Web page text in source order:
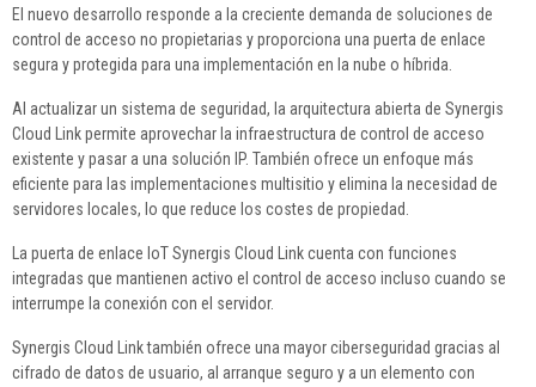
El nuevo desarrollo responde a la creciente demanda de soluciones de
control de acceso no propietarias y proporciona una puerta de enlace
segura y protegida para una implementación en la nube o híbrida.
Al actualizar un sistema de seguridad, la arquitectura abierta de Synergis
Cloud Link permite aprovechar la infraestructura de control de acceso
existente y pasar a una solución IP. También ofrece un enfoque más
eficiente para las implementaciones multisitio y elimina la necesidad de
servidores locales, lo que reduce los costes de propiedad.
La puerta de enlace IoT Synergis Cloud Link cuenta con funciones
integradas que mantienen activo el control de acceso incluso cuando se
interrumpe la conexión con el servidor.
Synergis Cloud Link también ofrece una mayor ciberseguridad gracias al
cifrado de datos de usuario, al arranque seguro y a un elemento con